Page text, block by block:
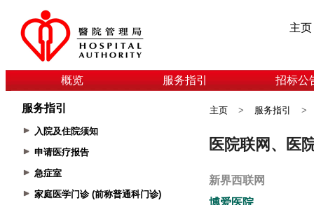
主页
概览 服务指引 招标公
服务指引
入院及住院须知
申请医疗报告
急症室
家庭医学门诊 (前称普通科门诊)
主页 > 服务指引 >